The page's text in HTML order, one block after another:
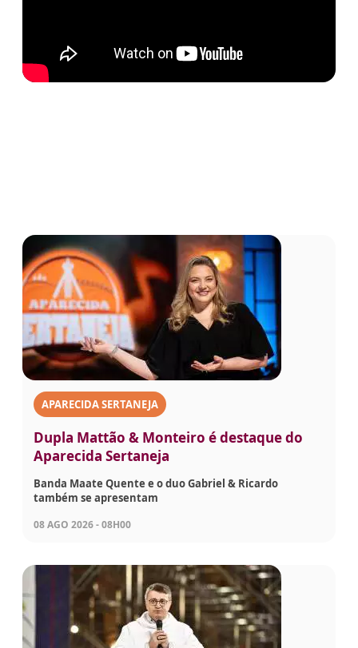
APARECIDA SERTANEJA
Dupla Mattão & Monteiro é destaque do
Aparecida Sertaneja
Banda Maate Quente e o duo Gabriel & Ricardo
também se apresentam
08 AGO 2026 - 08H00